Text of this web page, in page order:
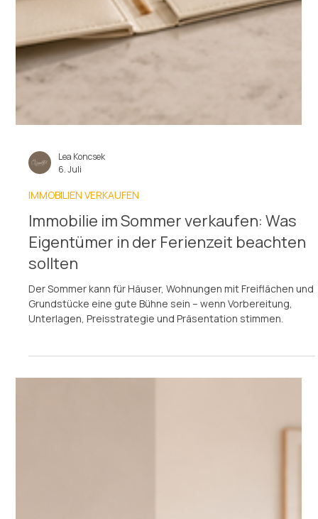
6. Juli
IMMOBILIEN VERKAUFEN
Immobilie im Sommer verkaufen: Was
Eigentümer in der Ferienzeit beachten
sollten
Der Sommer kann für Häuser, Wohnungen mit Freiflächen und